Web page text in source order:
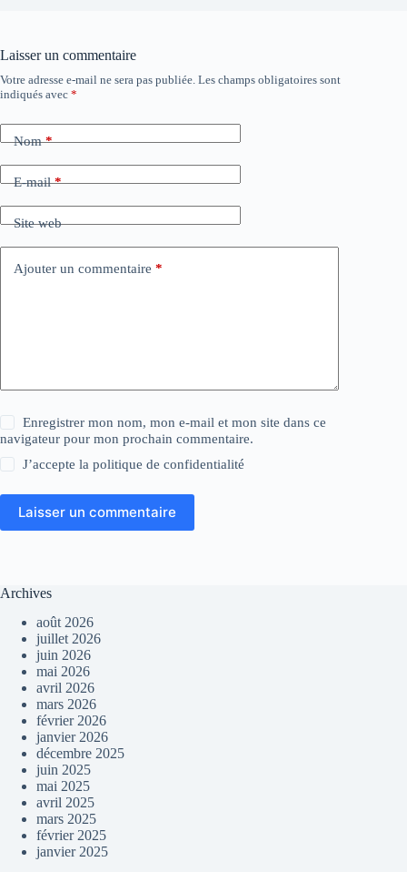
Laisser un commentaire
Votre adresse e-mail ne sera pas publiée. Les champs obligatoires sont
indiqués avec *
Nom*
E-mail*
Site web
Ajouter un commentaire *
Enregistrer mon nom, mon e-mail et mon site dans ce
navigateur pour mon prochain commentaire.
J’accepte lapolitique de confidentialité
Laisser un commentaire
Archives
août 2026
juillet 2026
juin 2026
mai 2026
avril 2026
mars 2026
février 2026
janvier 2026
décembre 2025
juin 2025
mai 2025
avril 2025
mars 2025
février 2025
janvier 2025